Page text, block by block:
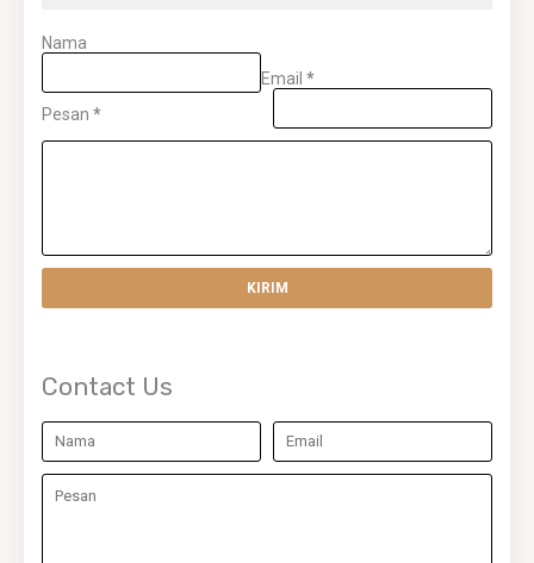
Nama
Email *
Pesan *
Contact Us